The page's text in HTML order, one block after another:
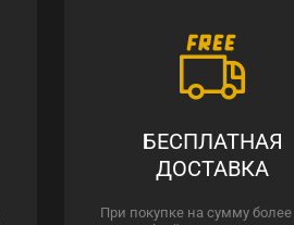
БЕСПЛАТНАЯ
ДОСТАВКА
При покупке на сумму более